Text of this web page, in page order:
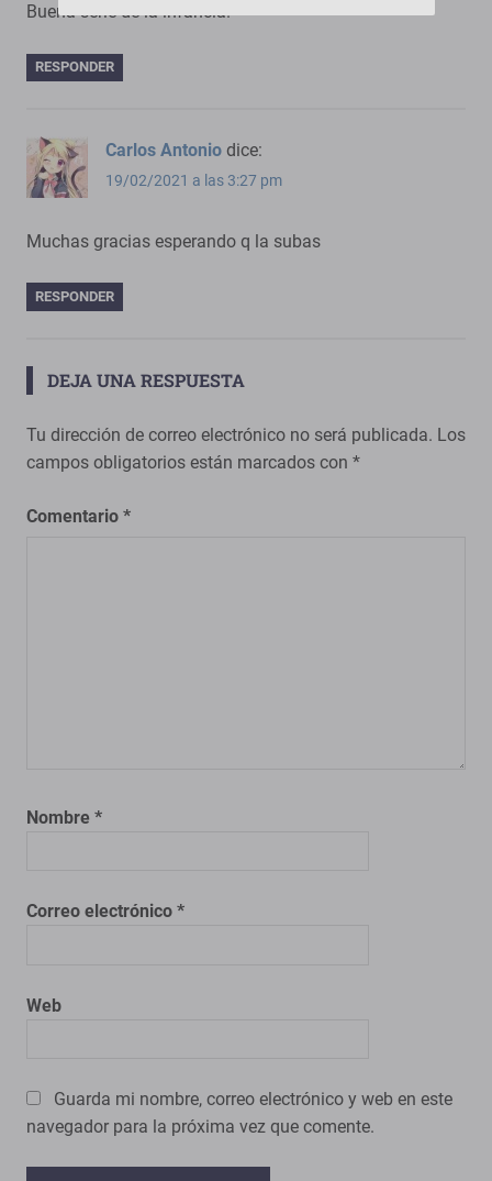
Buena serie de la infancia.
RESPONDER
Carlos Antonio dice:
19/02/2021 a las 3:27 pm
Muchas gracias esperando q la subas
RESPONDER
DEJA UNA RESPUESTA
Tu dirección de correo electrónico no será publicada. Los
campos obligatorios están marcados con *
Comentario *
Nombre *
Correo electrónico *
Web
Guarda mi nombre, correo electrónico y web en este
navegador para la próxima vez que comente.